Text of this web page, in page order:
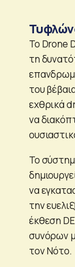
Το Drone
τη
του
εχθρικά
να
Το
να
την
έκθεση
συνόρων
τον Νότο.